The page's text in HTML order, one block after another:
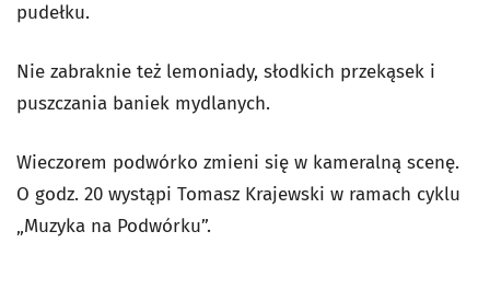
pudełku.
Nie zabraknie też lemoniady, słodkich przekąsek i
puszczania baniek mydlanych.
Wieczorem podwórko zmieni się w kameralną scenę.
O godz. 20 wystąpi Tomasz Krajewski w ramach cyklu
„Muzyka na Podwórku”.